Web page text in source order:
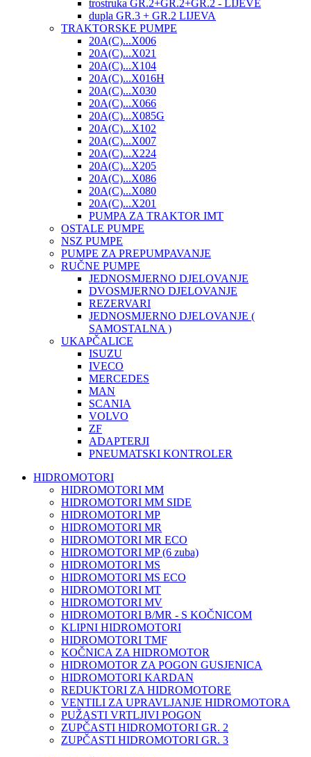
trostruka GR.2+GR.2+GR.2 - LIJEVE
dupla GR.3 + GR.2 LIJEVA
TRAKTORSKE PUMPE
20A(C)...X006
20A(C)...X021
20A(C)...X104
20A(C)...X016H
20A(C)...X030
20A(C)...X066
20A(C)...X085G
20A(C)...X102
20A(C)...X007
20A(C)...X224
20A(C)...X205
20A(C)...X086
20A(C)...X080
20A(C)...X201
PUMPA ZA TRAKTOR IMT
OSTALE PUMPE
NSZ PUMPE
PUMPE ZA PREPUMPAVANJE
RUČNE PUMPE
JEDNOSMJERNO DJELOVANJE
DVOSMJERNO DJELOVANJE
REZERVARI
JEDNOSMJERNO DJELOVANJE (
SAMOSTALNA )
UKAPČALICE
ISUZU
IVECO
MERCEDES
MAN
SCANIA
VOLVO
ZF
ADAPTERJI
PNEUMATSKI KONTROLER
HIDROMOTORI
HIDROMOTORI MM
HIDROMOTORI MM SIDE
HIDROMOTORI MP
HIDROMOTORI MR
HIDROMOTORI MR ECO
HIDROMOTORI MP (6 zuba)
HIDROMOTORI MS
HIDROMOTORI MS ECO
HIDROMOTORI MT
HIDROMOTORI MV
HIDROMOTORI B/MR - S KOČNICOM
KLIPNI HIDROMOTORI
HIDROMOTORI TMF
KOČNICA ZA HIDROMOTOR
HIDROMOTOR ZA POGON GUSJENICA
HIDROMOTORI KARDAN
REDUKTORI ZA HIDROMOTORE
VENTILI ZA UPRAVLJANJE HIDROMOTORA
PUŽASTI VRTLJIVI POGON
ZUPČASTI HIDROMOTORI GR. 2
ZUPČASTI HIDROMOTORI GR. 3